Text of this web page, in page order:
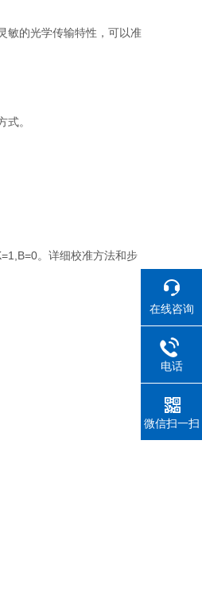
敏的光学传输特性，可以准
。
。详细校准方法和步
在线咨询
电话
微信扫一扫